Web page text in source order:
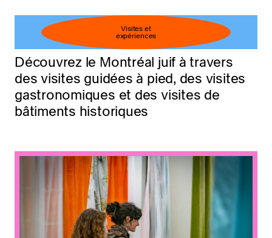
Visites et
expériences
Découvrez le Montréal juif à travers
des visites guidées à pied, des visites
gastronomiques et des visites de
bâtiments historiques